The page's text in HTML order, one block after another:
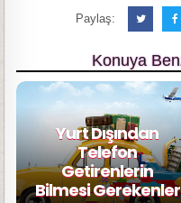
Paylaş:
Konuya
Yurt Dışından
Telefon
Getirenlerin
Bilmesi Gerekenler